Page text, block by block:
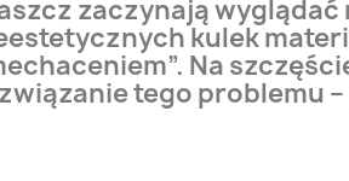
zaczynają
kulek
Na
tego problemu